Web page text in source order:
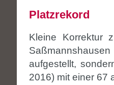
Platzrekord
Kleine Korrektur
aufgestellt,
2016) mit einer 67